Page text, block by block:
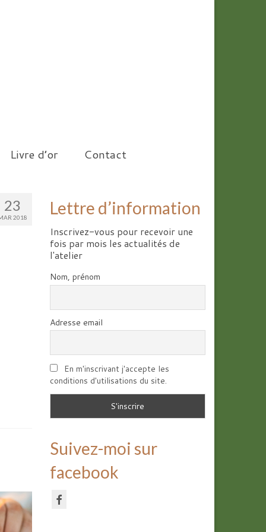
Livre d’or Contact
23
2018 Lettre d’information
Inscrivez-vous pour recevoir une
fois par mois les actualités de
l'atelier
Nom, prénom
Adresse email
En m'inscrivant j'accepte les
conditions d'utilisations du site.
Suivez-moi sur
facebook